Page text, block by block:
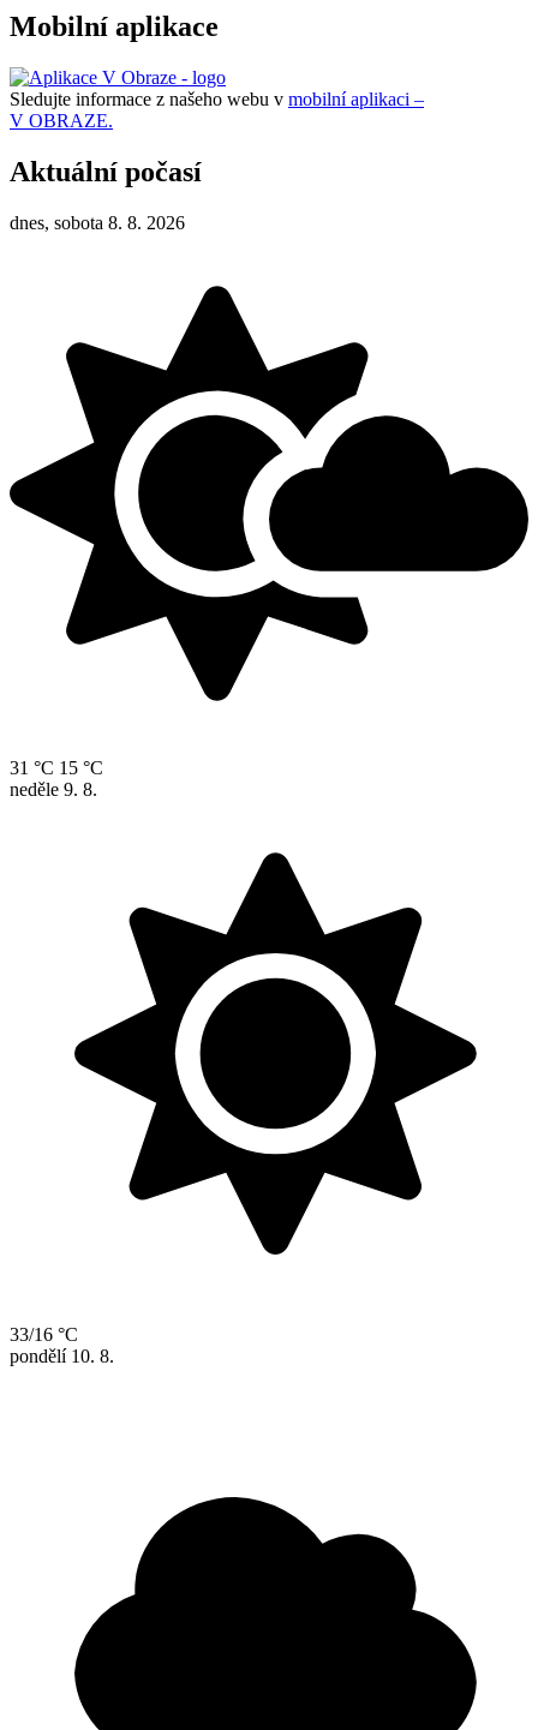
Mobilní aplikace
Sledujte informace z našeho webu v mobilní aplikaci –
V OBRAZE.
Aktuální počasí
dnes, sobota 8. 8. 2026
31 °C 15 °C
neděle 9. 8.
33/16 °C
pondělí 10. 8.